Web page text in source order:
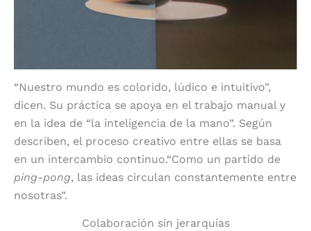
“Nuestro mundo es colorido, lúdico e intuitivo”,
dicen. Su práctica se apoya en el trabajo manual y
en la idea de “la inteligencia de la mano”. Según
describen, el proceso creativo entre ellas se basa
en un intercambio continuo.“Como un partido de
ping-pong, las ideas circulan constantemente entre
nosotras”.
Colaboración sin jerarquías